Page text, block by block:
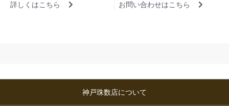
詳しくはこちら お問い合わせはこちら
神戸珠数店について